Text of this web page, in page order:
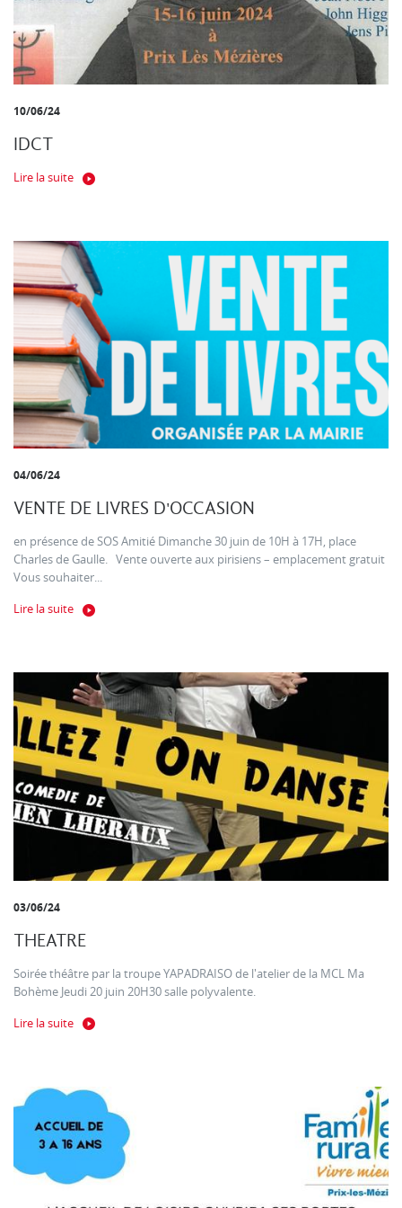
10/06/24
IDCT
Lire la suite
04/06/24
VENTE DE LIVRES D'OCCASION
en présence de SOS Amitié Dimanche 30 juin de 10H à 17H, place
Charles de Gaulle. Vente ouverte aux pirisiens – emplacement gratuit
Vous souhaiter...
Lire la suite
03/06/24
THEATRE
Soirée théâtre par la troupe YAPADRAISO de l'atelier de la MCL Ma
Bohème Jeudi 20 juin 20H30 salle polyvalente.
Lire la suite